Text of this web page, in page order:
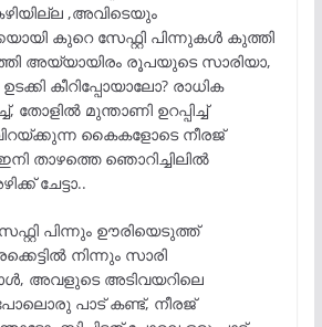
,അവിടെയും
കുറെ സേഫ്റ്റി പിന്നുകൾ കുത്തി
അയ്യായിരം രൂപയുടെ സാരിയാ,
കീറിപ്പോയാലോ? രാധിക
മുന്താണി ഉറപ്പിച്ച്
കൈകളോടെ നീരജ്
താഴത്തെ ഞൊറിച്ചിലിൽ
ചേട്ടാ..
പിന്നും ഊരിയെടുത്ത്
നിന്നും സാരി
അവളുടെ അടിവയറിലെ
പോലൊരു പാട് കണ്ട്, നീരജ്